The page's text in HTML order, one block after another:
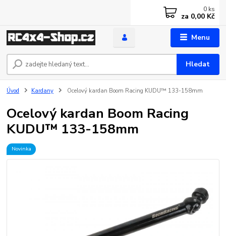
Menu
Hledat
0 ks
za 0,00 Kč
Úvod Kardany Ocelový kardan Boom Racing KUDU™ 133-158mm
Ocelový kardan Boom Racing
KUDU™ 133-158mm
Novinka